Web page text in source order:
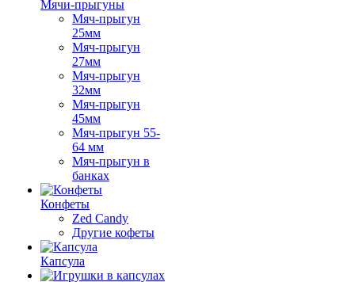
Мячи-прыгуны
Мяч-прыгун
25мм
Мяч-прыгун
27мм
Мяч-прыгун
32мм
Мяч-прыгун
45мм
Мяч-прыгун 55-
64 мм
Мяч-прыгун в
банках
Конфеты
Zed Candy
Другие кофеты
Капсула